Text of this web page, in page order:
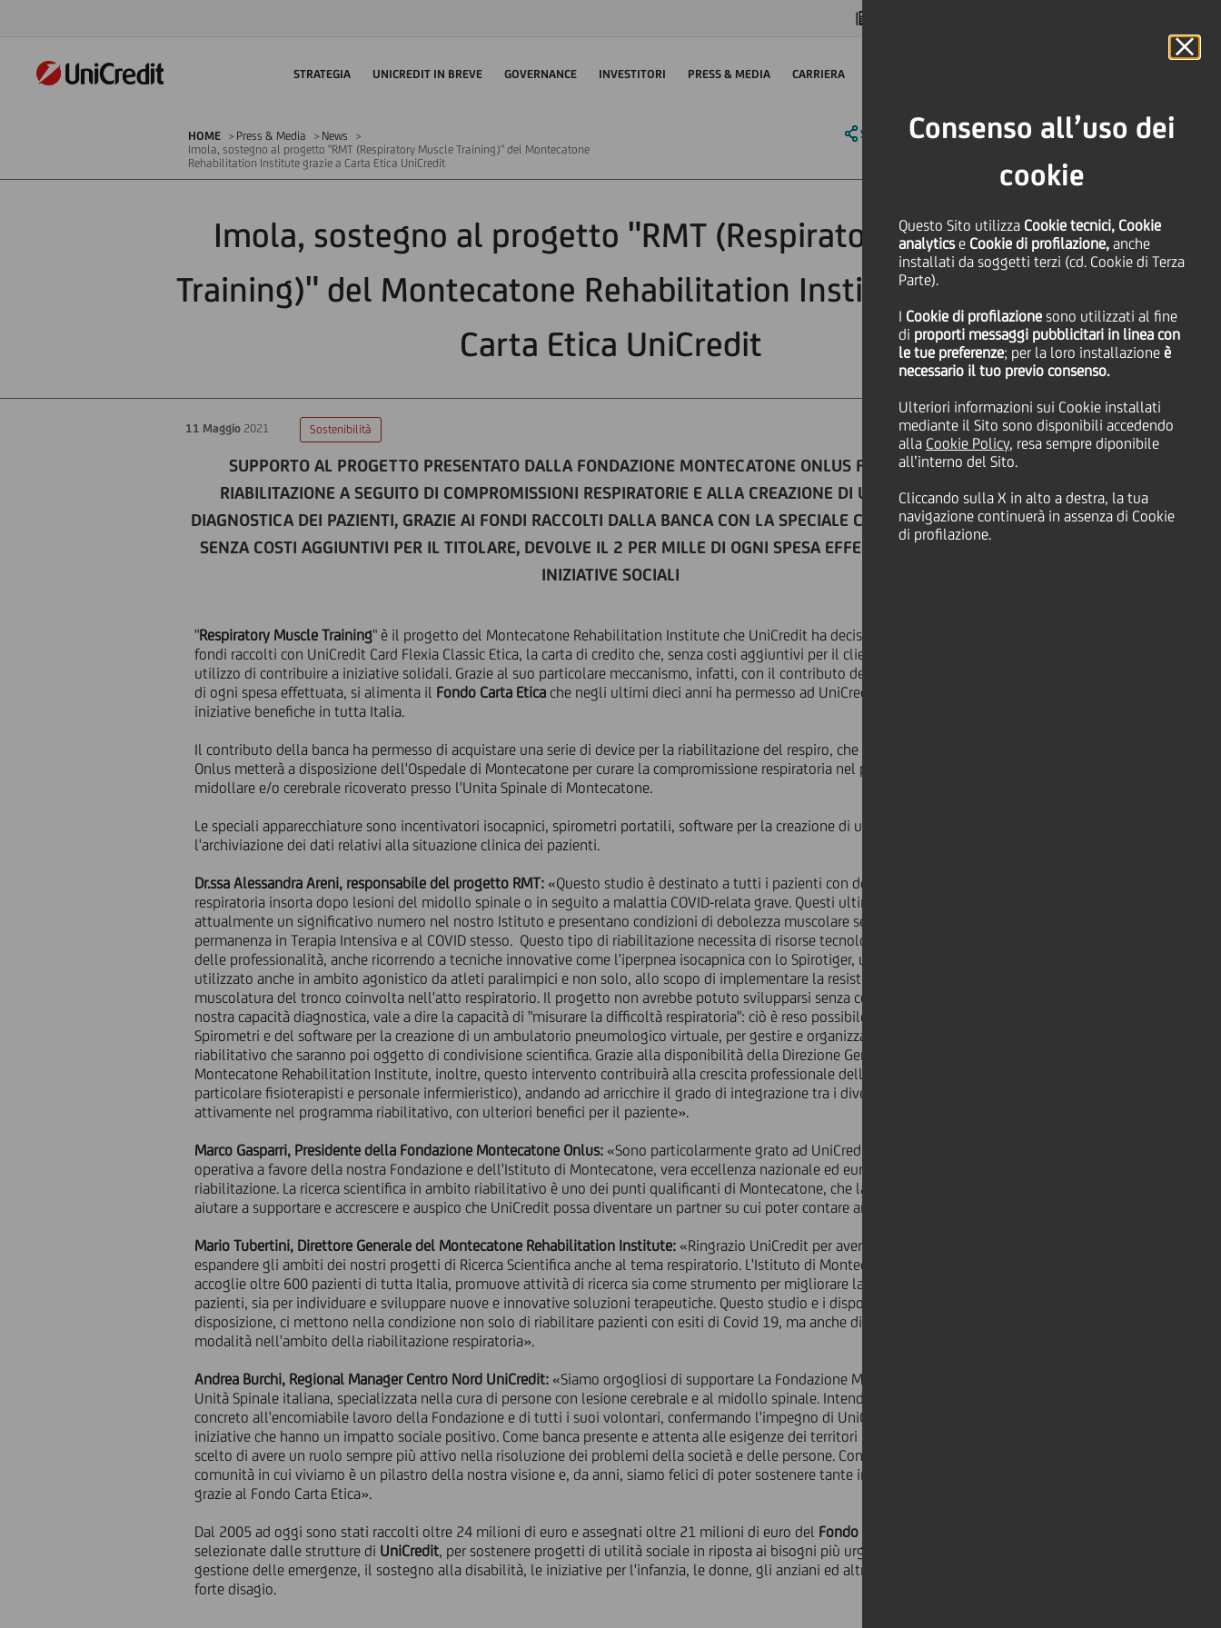
Consenso all’uso dei
cookie
Questo Sito utilizza Cookie tecnici, Cookie
analyticse Cookie di profilazione, anche
installati da soggetti terzi (cd. Cookie di Terza
Parte).
I Cookie di profilazione sono utilizzati al fine
di proporti messaggi pubblicitari in linea con
le tue preferenze; per la loro installazione è
necessario il tuo previo consenso.
Ulteriori informazioni sui Cookie installati
mediante il Sito sono disponibili accedendo
alla Cookie Policy, resa sempre diponibile
all’interno del Sito.
Cliccando sulla X in alto a destra, la tua
navigazione continuerà in assenza di Cookie
di profilazione.
STRATEGIA UNICREDIT IN BREVE GOVERNANCE INVESTITORI PRESS & MEDIA CARRIERA
HOME Press & Media
News
Imola, sostegno al progetto "RMT (Respiratory Muscle Training)" del Montecatone
Rehabilitation Institute grazie a Carta Etica UniCredit
SHARE PRINT SEND
Imola, sostegno al progetto "RMT (Respiratory Muscle
Training)" del Montecatone Rehabilitation Institute grazie a
Carta Etica UniCredit
11 Maggio 2021 Sostenibilità
SUPPORTO AL PROGETTO PRESENTATO DALLA FONDAZIONE MONTECATONE ONLUS FINALIZZATO ALLA
RIABILITAZIONE A SEGUITO DI COMPROMISSIONI RESPIRATORIE E ALLA CREAZIONE DI UNA PIATTAFORMA
DIAGNOSTICA DEI PAZIENTI, GRAZIE AI FONDI RACCOLTI DALLA BANCA CON LA SPECIALE CARTA DI CREDITO CHE,
SENZA COSTI AGGIUNTIVI PER IL TITOLARE, DEVOLVE IL 2 PER MILLE DI OGNI SPESA EFFETTUATA IN FAVORE DI
INIZIATIVE SOCIALI
"Respiratory Muscle Training" è il progetto del Montecatone Rehabilitation Institute che UniCredit ha deciso di sostenere attraverso i
fondi raccolti con UniCredit Card Flexia Classic Etica, la carta di credito che, senza costi aggiuntivi per il cliente, permette ad ogni
utilizzo di contribuire a iniziative solidali. Grazie al suo particolare meccanismo, infatti, con il contributo della banca pari al 2 per mille
di ogni spesa effettuata, si alimenta il Fondo Carta Etica che negli ultimi dieci anni ha permesso ad UniCredit di supportare più di 650
iniziative benefiche in tutta Italia.
Il contributo della banca ha permesso di acquistare una serie di device per la riabilitazione del respiro, che la Fondazione Montecatone
Onlus metterà a disposizione dell'Ospedale di Montecatone per curare la compromissione respiratoria nel paziente con lesione
midollare e/o cerebrale ricoverato presso l'Unita Spinale di Montecatone.
Le speciali apparecchiature sono incentivatori isocapnici, spirometri portatili, software per la creazione di una piattaforma diagnostica e
l'archiviazione dei dati relativi alla situazione clinica dei pazienti.
Dr.ssa Alessandra Areni, responsabile del progetto RMT:«Questo studio è destinato a tutti i pazienti con debolezza della muscolatura
respiratoria insorta dopo lesioni del midollo spinale o in seguito a malattia COVID-relata grave. Questi ultimi costituiscono
attualmente un significativo numero nel nostro Istituto e presentano condizioni di debolezza muscolare secondaria alla lunga
permanenza in Terapia Intensiva e al COVID stesso. Questo tipo di riabilitazione necessita di risorse tecnologiche e di implementazione
delle professionalità, anche ricorrendo a tecniche innovative come l'iperpnea isocapnica con lo Spirotiger, un particolare allenamento
utilizzato anche in ambito agonistico da atleti paralimpici e non solo, allo scopo di implementare la resistenza allo sforzo della
muscolatura del tronco coinvolta nell'atto respiratorio. Il progetto non avrebbe potuto svilupparsi senza contestualmente ampliare la
nostra capacità diagnostica, vale a dire la capacità di "misurare la difficoltà respiratoria": ciò è reso possibile dalla donazione degli
Spirometri e del software per la creazione di un ambulatorio pneumologico virtuale, per gestire e organizzare i risultati dell'intervento
riabilitativo che saranno poi oggetto di condivisione scientifica. Grazie alla disponibilità della Direzione Generale e Sanitaria del
Montecatone Rehabilitation Institute, inoltre, questo intervento contribuirà alla crescita professionale delle figure coinvolte (in
particolare fisioterapisti e personale infermieristico), andando ad arricchire il grado di integrazione tra i diversi professionisti coinvolti
attivamente nel programma riabilitativo, con ulteriori benefici per il paziente».
Marco Gasparri, Presidente della Fondazione Montecatone Onlus:«Sono particolarmente grato ad UniCredit per questa collaborazione
operativa a favore della nostra Fondazione e dell'Istituto di Montecatone, vera eccellenza nazionale ed europea nell'ambito della
riabilitazione. La ricerca scientifica in ambito riabilitativo è uno dei punti qualificanti di Montecatone, che la nostra Fondazione vuole
aiutare a supportare e accrescere e auspico che UniCredit possa diventare un partner su cui poter contare anche in futuro».
Mario Tubertini, Direttore Generale del Montecatone Rehabilitation Institute:«Ringrazio UniCredit per averci dato la possibilità di
espandere gli ambiti dei nostri progetti di Ricerca Scientifica anche al tema respiratorio. L'Istituto di Montecatone, che ogni anno
accoglie oltre 600 pazienti di tutta Italia, promuove attività di ricerca sia come strumento per migliorare la qualità e l'assistenza dei
pazienti, sia per individuare e sviluppare nuove e innovative soluzioni terapeutiche. Questo studio e i dispositivi che abbiamo oggi a
disposizione, ci mettono nella condizione non solo di riabilitare pazienti con esiti di Covid 19, ma anche di tracciare nuove e più efficaci
modalità nell'ambito della riabilitazione respiratoria».
Andrea Burchi, Regional Manager Centro Nord UniCredit: «Siamo orgogliosi di supportare La Fondazione Montecatone, la più grande
Unità Spinale italiana, specializzata nella cura di persone con lesione cerebrale e al midollo spinale. Intendiamo così offrire un supporto
concreto all'encomiabile lavoro della Fondazione e di tutti i suoi volontari, confermando l'impegno di UniCredit nella promozione di
iniziative che hanno un impatto sociale positivo. Come banca presente e attenta alle esigenze dei territori nei quali operiamo, abbiamo
scelto di avere un ruolo sempre più attivo nella risoluzione dei problemi della società e delle persone. Contribuire allo sviluppo delle
comunità in cui viviamo è un pilastro della nostra visione e, da anni, siamo felici di poter sostenere tante iniziative di questo tipo anche
grazie al Fondo Carta Etica».
Dal 2005 ad oggi sono stati raccolti oltre 24 milioni di euro e assegnati oltre 21 milioni di euro del Fondo Carta Etica
selezionate dalle strutture di UniCredit, per sostenere progetti di utilità sociale in riposta ai bisogni più urgenti delle comunità: la
gestione delle emergenze, il sostegno alla disabilità, le iniziative per l'infanzia, le donne, gli anziani ed altre realtà in difficoltà o in
forte disagio.